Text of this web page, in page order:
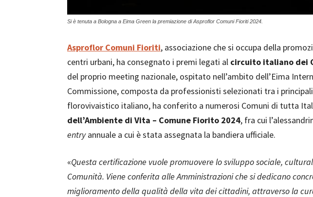
Si è tenuta a Bologna a Eima Green la premiazione di Asproflor Comuni Fioriti 2024.
Asproflor Comuni Fioriti, associazione che si occupa della
centri urbani, ha consegnato i premi legati al circuito italiano dei
del proprio meeting nazionale, ospitato nell’ambito dell’Eima
Commissione, composta da professionisti selezionati tra i
florovivaistico italiano, ha conferito a numerosi Comuni di tutta
dell’Ambiente di Vita – Comune Fiorito 2024, fra cui
entryannuale a cui è stata assegnata la bandiera ufficiale.
«Questa certificazione vuole promuovere lo sviluppo sociale,
Comunità. Viene conferita alle Amministrazioni che si dedicano
miglioramento della qualità della vita dei cittadini, attraverso la